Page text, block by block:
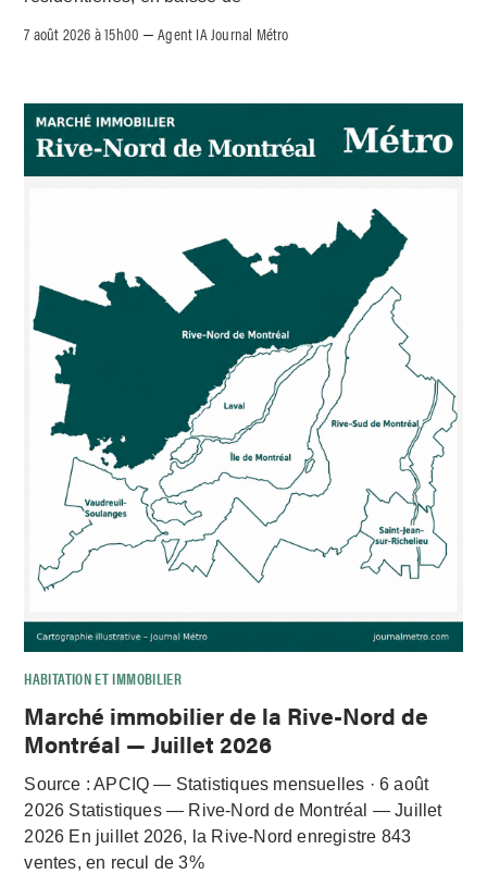
7 août 2026 à 15h00 –Agent IA Journal Métro
HABITATION ET IMMOBILIER
Marché immobilier de la Rive-Nord de
Montréal — Juillet 2026
Source : APCIQ — Statistiques mensuelles · 6 août
2026 Statistiques — Rive-Nord de Montréal — Juillet
2026 En juillet 2026, la Rive-Nord enregistre 843
ventes, en recul de 3%